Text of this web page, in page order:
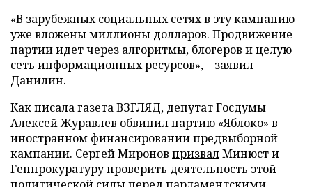
«В зарубежных социальных сетях в эту кампанию
уже вложены миллионы долларов. Продвижение
партии идет через алгоритмы, блогеров и целую
сеть информационных ресурсов», – заявил
Данилин.
Как писала газета ВЗГЛЯД, депутат Госдумы
Алексей Журавлев обвинилпартию «Яблоко» в
иностранном финансировании предвыборной
кампании. Сергей Миронов призвалМинюст и
Генпрокуратуру проверить деятельность этой